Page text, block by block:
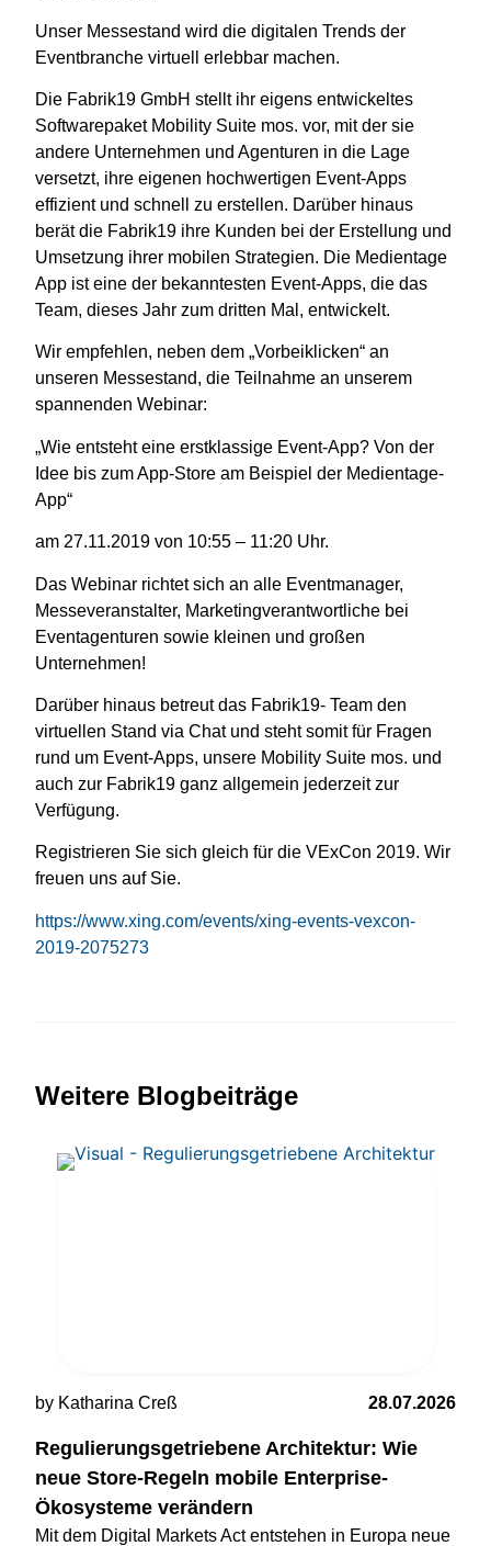
Unser Messestand wird die digitalen Trends der
Eventbranche virtuell erlebbar machen.
Die Fabrik19 GmbH stellt ihr eigens entwickeltes
Softwarepaket Mobility Suite mos. vor, mit der sie
andere Unternehmen und Agenturen in die Lage
versetzt, ihre eigenen hochwertigen Event-Apps
effizient und schnell zu erstellen. Darüber hinaus
berät die Fabrik19 ihre Kunden bei der Erstellung und
Umsetzung ihrer mobilen Strategien. Die Medientage
App ist eine der bekanntesten Event-Apps, die das
Team, dieses Jahr zum dritten Mal, entwickelt.
Wir empfehlen, neben dem „Vorbeiklicken“ an
unseren Messestand, die Teilnahme an unserem
spannenden Webinar:
„Wie entsteht eine erstklassige Event-App? Von der
Idee bis zum App-Store am Beispiel der Medientage-
App“
am 27.11.2019 von 10:55 – 11:20 Uhr.
Das Webinar richtet sich an alle Eventmanager,
Messeveranstalter, Marketingverantwortliche bei
Eventagenturen sowie kleinen und großen
Unternehmen!
Darüber hinaus betreut das Fabrik19- Team den
virtuellen Stand via Chat und steht somit für Fragen
rund um Event-Apps, unsere Mobility Suite mos. und
auch zur Fabrik19 ganz allgemein jederzeit zur
Verfügung.
Registrieren Sie sich gleich für die VExCon 2019. Wir
freuen uns auf Sie.
https://www.xing.com/events/xing-events-vexcon-
2019-2075273
Weitere Blogbeiträge
by Katharina Creß 28.07.2026
Regulierungsgetriebene Architektur: Wie
neue Store-Regeln mobile Enterprise-
Ökosysteme verändern
Mit dem Digital Markets Act entstehen in Europa neue